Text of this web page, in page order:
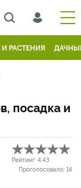
РАСТЕНИЯ
посадка и
Рейтинг: 4.43
Проголосовало: 14